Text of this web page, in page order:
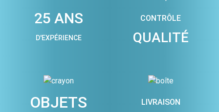
25 ANS
D'EXPÉRIENCE
CONTRÔLE
QUALITÉ
OBJETS LIVRAISON